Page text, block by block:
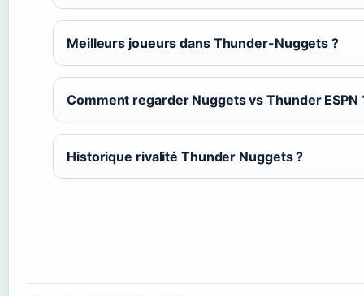
Meilleurs joueurs dans Thunder-Nuggets ?
Comment regarder Nuggets vs Thunder ESPN
Historique rivalité Thunder Nuggets ?